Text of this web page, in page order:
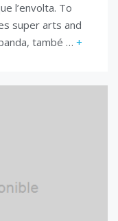
l’envolta. To
super arts and
també … +